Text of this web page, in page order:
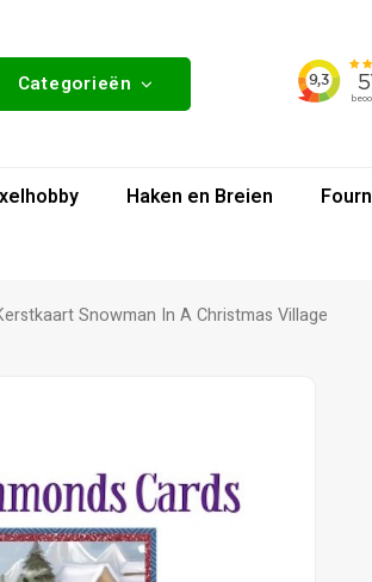
Categorieën
Haken en Breien
Snowman In A Christmas Village